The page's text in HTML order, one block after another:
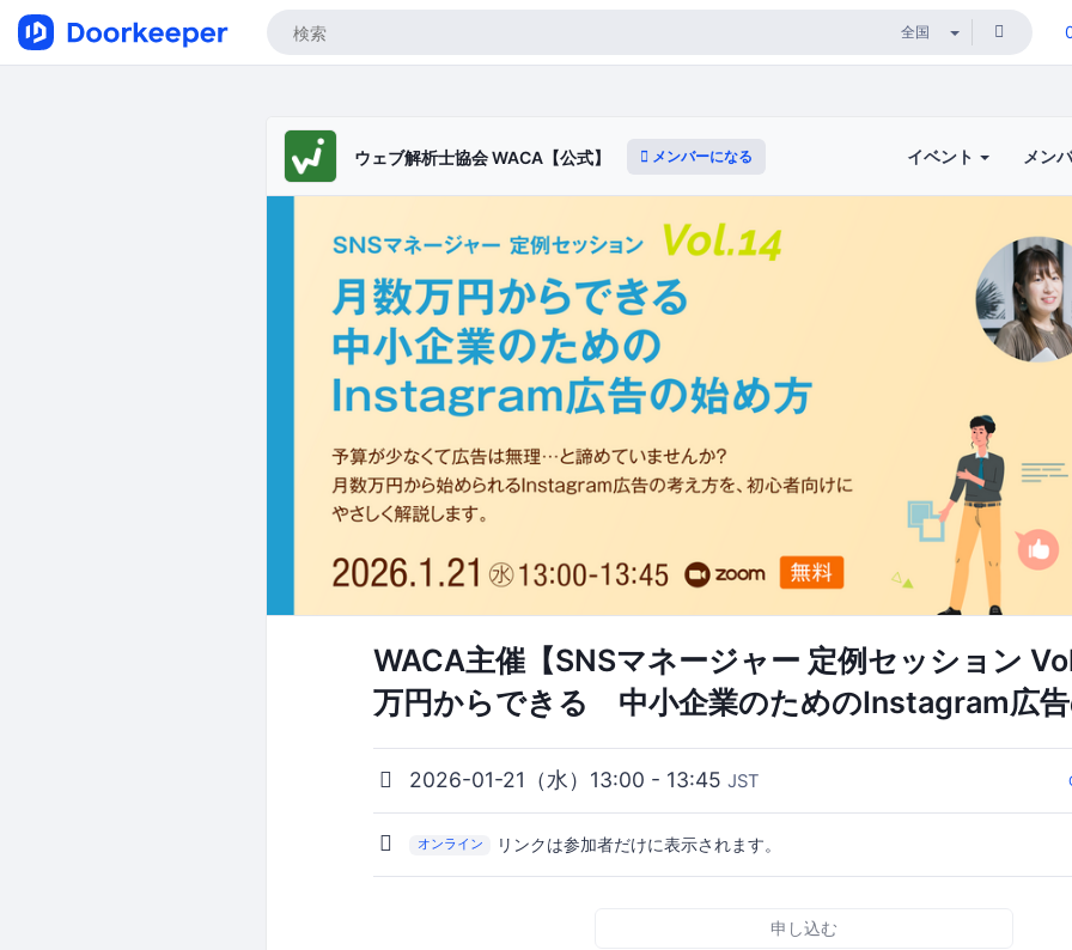
ウェブ解析士協会 WACA【公式】 メンバーになる イベント メン
WACA主催【SNSマネージャー 定例セッション
万円からできる 中小企業のためのInstagram広
2026-01-21（水）13:00 - 13:45 JST
オンライン リンクは参加者だけに表示されます。
申し込む